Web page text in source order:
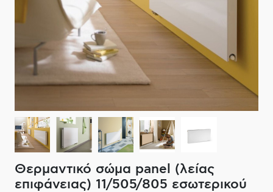
ΔΙΑΚΟΠΤΙΚΟ ΥΛΙΚΟ
ΕΞΟΠΛΙΣΜΟΣ ΘΕΡΜΑΝΣΗΣ
ΗΛΕΚΤΡΙΚΗ ΘΕΡΜΑΝΣΗ
ΦΙΛΤΡΑ ΜΠΑΝΙΟΥ
ΚΑΝΑΤΕΣ-ΠΑΓΟΥΡΙΑ ΦΙΛΤΡΟΥ
ΚΑΘΡΕΠΤΕΣ
ΚΑΜΠΙΝΕΣ
ΑΞΕΣΟΥΑΡ
ΣΤΗΛΕΣ - ΥΔΡΟΜΑΣΑΖ
ΚΑΖΑΝΑΚΙΑ
ΚΑΝΑΛΙΑ ΝΤΟΥΖΙΕΡΑΣ
Θερμαντικό σώμα panel (λείας
επιφάνειας) 11/505/805 εσωτερικού